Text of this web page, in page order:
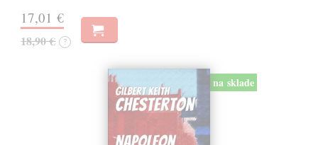
17,01 €
18,90 € ?
na sklade